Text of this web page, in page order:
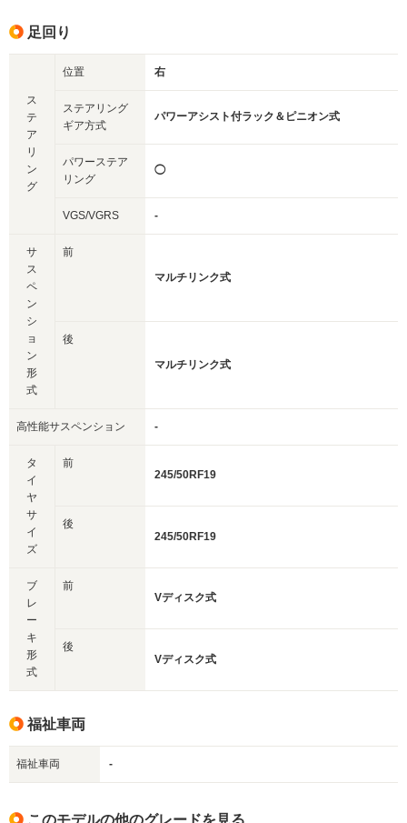
足回り
ス
テ
ア
リ
ン
グ
位置 右
ステアリング
ギア方式
パワーアシスト付ラック＆ピニオン式
パワーステア
リング
◯
VGS/VGRS -
サ
ス
ペ
ン
シ
ョ
ン
形
式
前
マルチリンク式
後
マルチリンク式
高性能サスペンション -
タ
イ
ヤ
サ
イ
ズ
前
245/50RF19
後
245/50RF19
ブ
レ
ー
キ
形
式
前
Vディスク式
後
Vディスク式
福祉車両
福祉車両 -
このモデルの他のグレードを見る